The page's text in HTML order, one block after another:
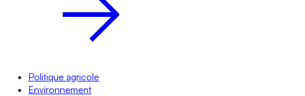
Politique agricole
Environnement